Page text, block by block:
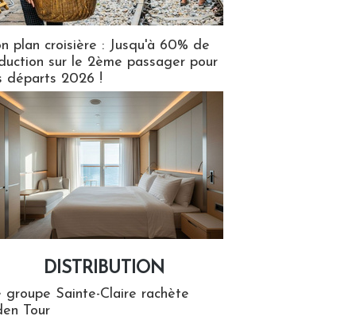
plan croisière : Jusqu'à 60% de
sur le 2ème passager pour
départs 2026 !
DISTRIBUTION
groupe Sainte-Claire rachète
Tour